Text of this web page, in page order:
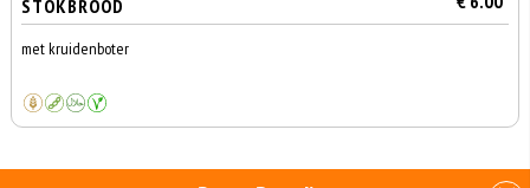
STOKBROOD
met kruidenboter